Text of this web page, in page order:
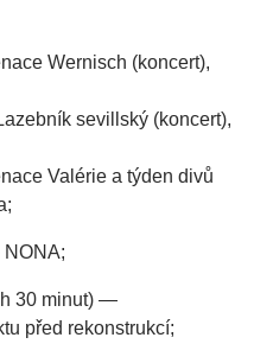
Wernisch (koncert),
sevillský (koncert),
Valérie a týden divů
30 minut) —
před rekonstrukcí;